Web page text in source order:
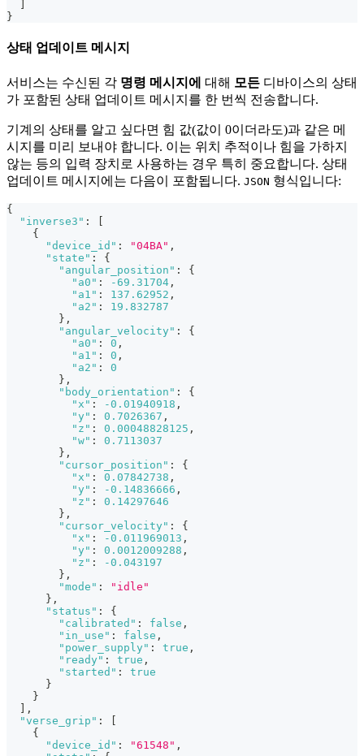
}
상태 업데이트 메시지
서비스는 수신된 각 명령 메시지에 대해 모든 디바이스의 상태
가 포함된 상태 업데이트 메시지를 한 번씩 전송합니다.
기계의 상태를 알고 싶다면 힘 값(값이 0이더라도)과 같은 메
시지를 미리 보내야 합니다. 이는 위치 추적이나 힘을 가하지
않는 등의 입력 장치로 사용하는 경우 특히 중요합니다. 상태
업데이트 메시지에는 다음이 포함됩니다. JSON 형식입니다:
{
"inverse3" :
[
{
"device_id" : "04BA" ,
"state" :
{
"angular_position" :
{
"a0" : -69.31704 ,
"a1" : 137.62952 ,
"a2" :
19.832787
} ,
"angular_velocity" :
{
"a0" : 0 ,
"a1" : 0 ,
"a2" :
0
} ,
"body_orientation" :
{
"x" : -0.01940918 ,
"y" : 0.7026367 ,
"z" : 0.00048828125 ,
"w" :
0.7113037
} ,
"cursor_position" :
{
"x" : 0.07842738 ,
"y" : -0.14836666 ,
"z" :
0.14297646
} ,
"cursor_velocity" :
{
"x" : -0.011969013 ,
"y" : 0.0012009288 ,
"z" :
-0.043197
} ,
"mode" :
"idle"
} ,
"status" :
{
"calibrated" : false ,
"in_use" : false ,
"power_supply" : true ,
"ready" : true ,
"started" :
true
}
}
] ,
"verse_grip" :
[
{
"device_id" : "61548" ,